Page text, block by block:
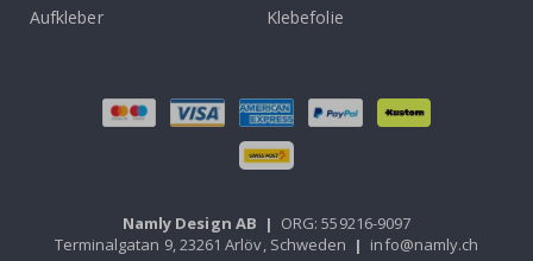
Aufkleber
Klebefolie
Namly Design AB | ORG: 559216-9097
Terminalgatan 9, 23261 Arlöv, Schweden | info@namly.ch